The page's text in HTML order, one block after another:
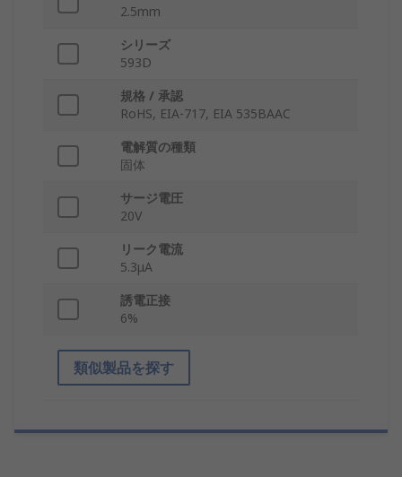
2.5mm
シリーズ
593D
規格 / 承認
RoHS, EIA-717, EIA 535BAAC
電解質の種類
固体
サージ電圧
20V
リーク電流
5.3μA
誘電正接
6%
類似製品を探す